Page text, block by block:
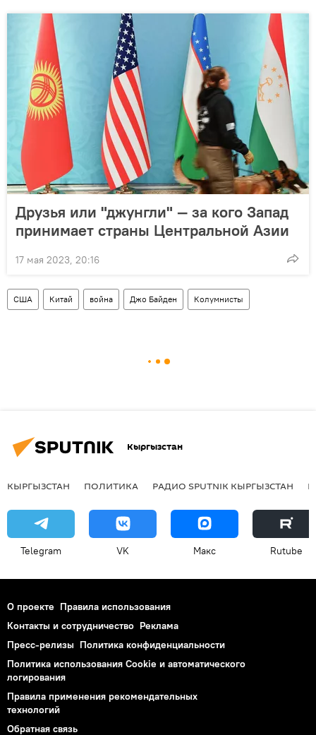
Друзья или "джунгли" — за кого Запад
принимает страны Центральной Азии
17 мая 2023, 20:16
США Китай война Джо Байден Колумнисты
Кыргызстан
КЫРГЫЗСТАН ПОЛИТИКА РАДИО SPUTNIK КЫРГЫЗСТАН
Telegram VK Макс Rutube
О проекте Правила использования
Контакты и сотрудничество Реклама
Пресс-релизы Политика конфиденциальности
Политика использования Cookie и автоматического
логирования
Правила применения рекомендательных
технологий
Обратная связь